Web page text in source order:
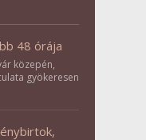
48 órája
közepén,
gyökeresen